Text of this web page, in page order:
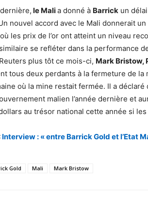
le Malia donné à Barrick un
nouvel accord avec le Mali donnerait
les prix de l’or ont atteint un niveau
se refléter dans la performance
plus tôt ce mois-ci, Mark Bristow,
tous deux perdants à la fermeture de
où la mine restait fermée. Il a
malien l’année dernière et
au trésor national cette année si
Interview : « entre Barrick Gold et l’Etat
Gold Mali Mark Bristow